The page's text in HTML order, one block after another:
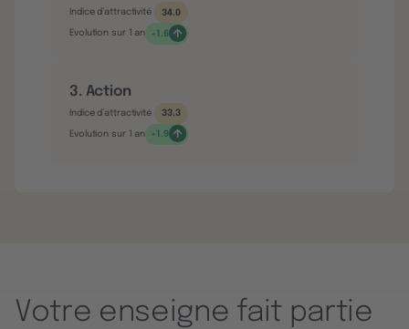
Indice d’attractivité 34.0
Evolution sur 1 an +1.6
3. Action
Indice d’attractivité 33.3
Evolution sur 1 an +1.9
Votre enseigne fait partie